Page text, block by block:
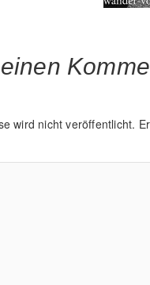
wird nicht veröffentlicht.